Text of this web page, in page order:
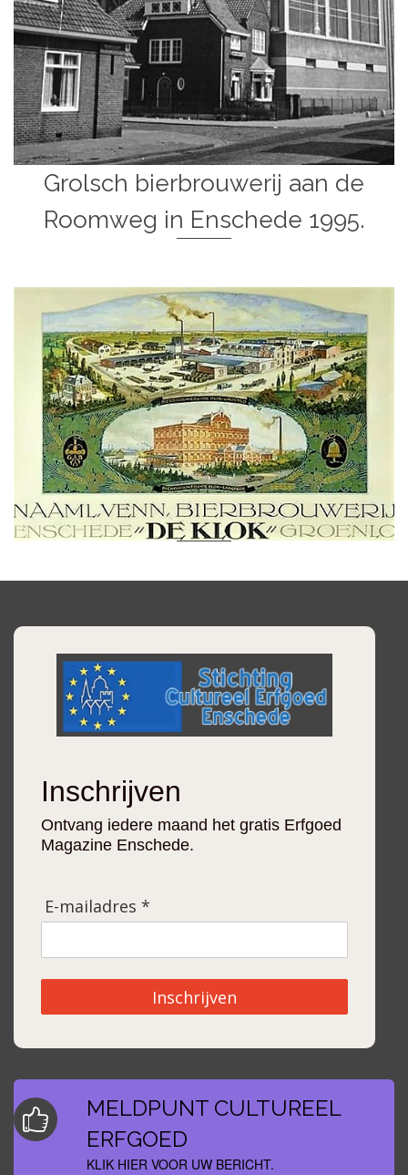
Grolsch bierbrouwerij aan de
Roomweg in Enschede 1995.
Inschrijven
Ontvang iedere maand het gratis Erfgoed
Magazine Enschede.
E-mailadres *
Inschrijven
MELDPUNT CULTUREEL
ERFGOED
KLIK HIER VOOR UW BERICHT.